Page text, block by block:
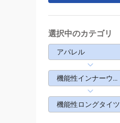
選択中のカテゴリ
アパレル
機能性インナーウェア
機能性ロングタイツ